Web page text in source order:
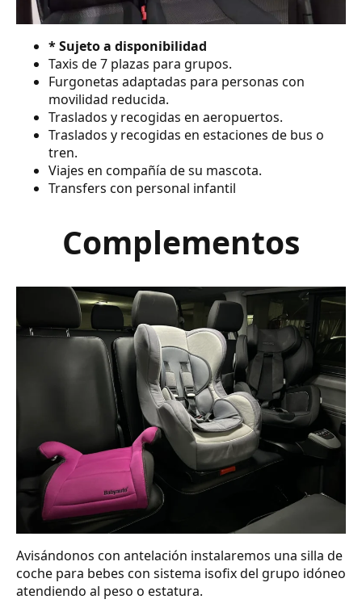
* Sujeto a disponibilidad
Taxis de 7 plazas para grupos.
Furgonetas adaptadas para personas con
movilidad reducida.
Traslados y recogidas en aeropuertos.
Traslados y recogidas en estaciones de bus o
tren.
Viajes en compañía de su mascota.
Transfers con personal infantil
Complementos
Avisándonos con antelación instalaremos una silla de
coche para bebes con sistema isofix del grupo idóneo
atendiendo al peso o estatura.